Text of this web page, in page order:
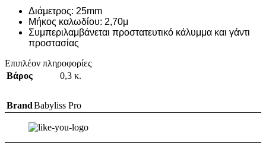
Διάμετρος: 25mm
Μήκος καλωδίου: 2,70μ
Συμπεριλαμβάνεται προστατευτικό κάλυμμα και γάντι
προστασίας
Επιπλέον πληροφορίες
Βάρος
0,3 κ.
BrandBabyliss Pro